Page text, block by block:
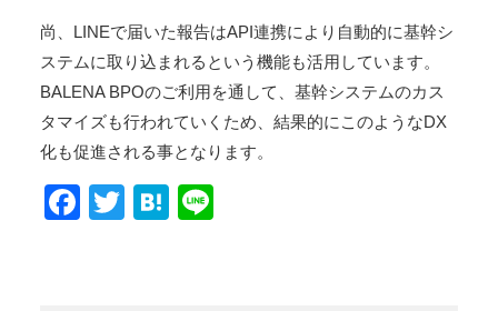
尚、LINEで届いた報告はAPI連携により自動的に基幹シ
ステムに取り込まれるという機能も活用しています。
BALENA BPOのご利用を通して、基幹システムのカス
タマイズも行われていくため、結果的にこのようなDX
化も促進される事となります。
Facebook
TwitterHatena